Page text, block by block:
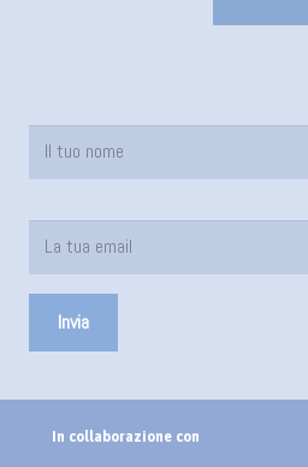
In collaborazione con